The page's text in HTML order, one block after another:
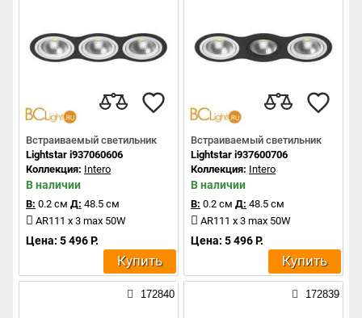
Встраиваемый светильник
Lightstar i937060606
Коллекция: Intero
В наличии
В: 0.2 см Д: 48.5 см
AR111 x 3 max 50W
Цена: 5 496 Р.
Купить
Встраиваемый светильник
Lightstar i937600706
Коллекция: Intero
В наличии
В: 0.2 см Д: 48.5 см
AR111 x 3 max 50W
Цена: 5 496 Р.
Купить
172840 172839